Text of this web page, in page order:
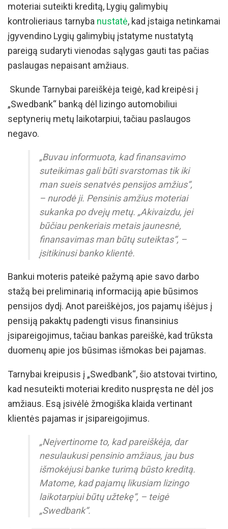
moteriai suteikti kreditą, Lygių galimybių
kontrolieriaus tarnyba nustatė, kad įstaiga netinkamai
įgyvendino Lygių galimybių įstatyme nustatytą
pareigą sudaryti vienodas sąlygas gauti tas pačias
paslaugas nepaisant amžiaus.
Skunde Tarnybai pareiškėja teigė, kad kreipėsi į
„Swedbank“ banką dėl lizingo automobiliui
septynerių metų laikotarpiui, tačiau paslaugos
negavo.
„Buvau informuota, kad finansavimo
suteikimas gali būti svarstomas tik iki
man sueis senatvės pensijos amžius“,
– nurodė ji. Pensinis amžius moteriai
sukanka po dvejų metų. „Akivaizdu, jei
būčiau penkeriais metais jaunesnė,
finansavimas man būtų suteiktas“, –
įsitikinusi banko klientė.
Bankui moteris pateikė pažymą apie savo darbo
stažą bei preliminarią informaciją apie būsimos
pensijos dydį. Anot pareiškėjos, jos pajamų išėjus į
pensiją pakaktų padengti visus finansinius
įsipareigojimus, tačiau bankas pareiškė, kad trūksta
duomenų apie jos būsimas išmokas bei pajamas.
Tarnybai kreipusis į „Swedbank“, šio atstovai tvirtino,
kad nesuteikti moteriai kredito nuspręsta ne dėl jos
amžiaus. Esą įsivėlė žmogiška klaida vertinant
klientės pajamas ir įsipareigojimus.
„Neįvertinome to, kad pareiškėja, dar
nesulaukusi pensinio amžiaus, jau bus
išmokėjusi banke turimą būsto kreditą.
Matome, kad pajamų likusiam lizingo
laikotarpiui būtų užtekę“, – teigė
„Swedbank“.